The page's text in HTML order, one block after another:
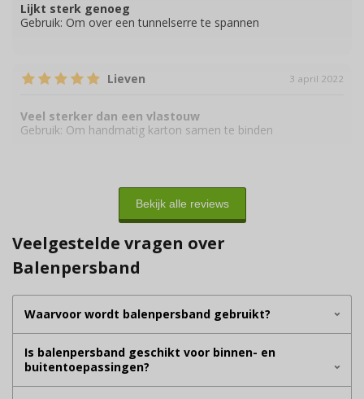
Lijkt sterk genoeg
Gebruik: Om over een tunnelserre te spannen
Lieven 3 april 2022
Veel sterker dan een vlastouw
Gebruik: Om handmatig karton samen te binden
Bekijk alle reviews
Veelgestelde vragen over
Balenpersband
Waarvoor wordt balenpersband gebruikt?
Is balenpersband geschikt voor binnen- en
buitentoepassingen?